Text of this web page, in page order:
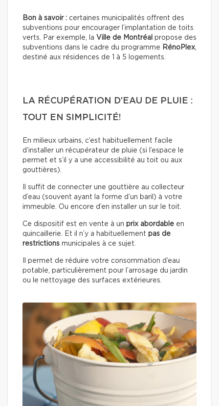
Bon à savoir : certaines municipalités offrent des
subventions pour encourager l’implantation de toits
verts. Par exemple, la Ville de Montréal propose des
subventions dans le cadre du programme RénoPlex,
destiné aux résidences de 1 à 5 logements.
LA RÉCUPÉRATION D’EAU DE PLUIE :
TOUT EN SIMPLICITÉ!
En milieux urbains, c’est habituellement facile
d’installer un récupérateur de pluie (si l’espace le
permet et s’il y a une accessibilité au toit ou aux
gouttières).
Il suffit de connecter une gouttière au collecteur
d’eau (souvent ayant la forme d’un baril) à votre
immeuble. Ou encore d’en installer un sur le toit.
Ce dispositif est en vente à un prix abordable en
quincaillerie. Et il n’y a habituellement pas de
restrictions municipales à ce sujet.
Il permet de réduire votre consommation d’eau
potable, particulièrement pour l’arrosage du jardin
ou le nettoyage des surfaces extérieures.